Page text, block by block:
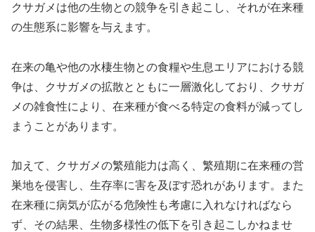
クサガメは他の生物との競争を引き起こし、それが在来種
の生態系に影響を与えます。
在来の亀や他の水棲生物との食糧や生息エリアにおける競
争は、クサガメの拡散とともに一層激化しており、クサガ
メの雑食性により、在来種が食べる特定の食料が減ってし
まうことがあります。
加えて、クサガメの繁殖能力は高く、繁殖期に在来種の営
巣地を侵害し、生存率に害を及ぼす恐れがあります。また
在来種に病気が広がる危険性も考慮に入れなければなら
ず、その結果、生物多様性の低下を引き起こしかねませ